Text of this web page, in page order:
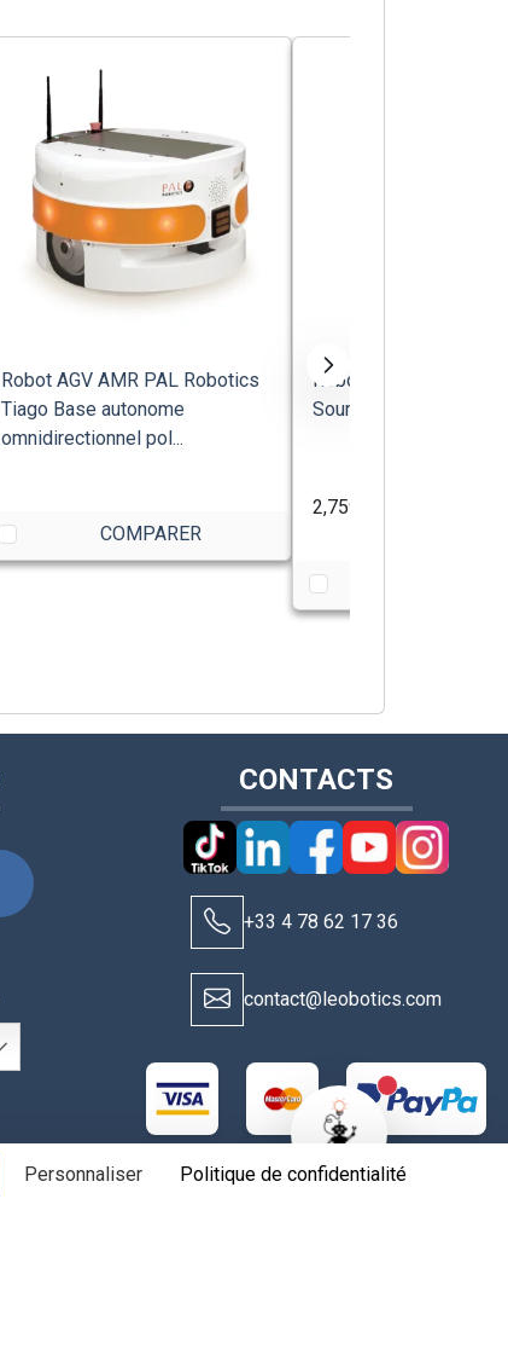
Robot AGV AMR PAL Robotics
Tiago Base autonome
omnidirectionnel pol...
COMPARER
Robot Mobile
Source TurtleBot4
2,759.00€
CONTACTS
+33 4 78 62 17 36
contact@leobotics.com
New alerts
Personnaliser Politique de confidentialité